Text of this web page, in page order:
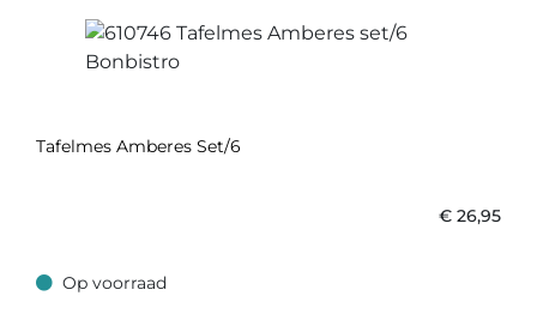
Tafelmes Amberes Set/6
€ 26,95
Op voorraad
Op voorraad